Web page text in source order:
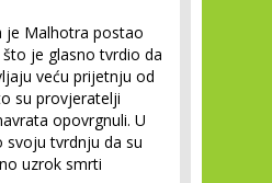
je Malhotra postao
je glasno tvrdio da
veću prijetnju od
su provjeratelji
opovrgnuli. U
svoju tvrdnju da su
uzrok smrti